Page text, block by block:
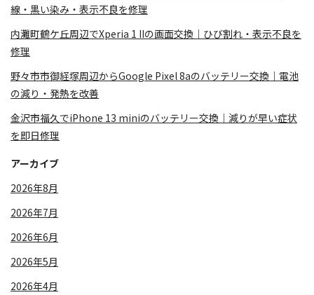
線・黒い染み・表示不良を修理
内灘町鶴ケ丘周辺でXperia 1 IIの画面交換｜ひび割れ・表示不良を
修理
野々市市御経塚周辺からGoogle Pixel 8aのバッテリー交換｜電池
の減り・発熱を改善
金沢市福久でiPhone 13 miniのバッテリー交換｜減りが早い症状
を即日修理
アーカイブ
2026年8月
2026年7月
2026年6月
2026年5月
2026年4月